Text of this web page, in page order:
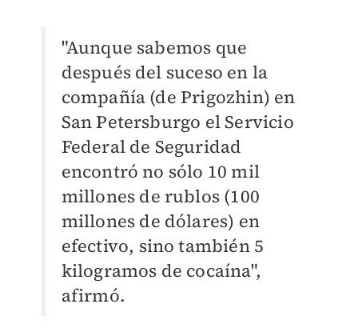
"Aunque sabemos que
después del suceso en la
compañía (de Prigozhin) en
San Petersburgo el Servicio
Federal de Seguridad
encontró no sólo 10 mil
millones de rublos (100
millones de dólares) en
efectivo, sino también 5
kilogramos de cocaína",
afirmó.